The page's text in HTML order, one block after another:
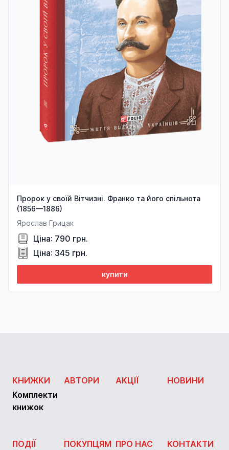
Пророк у своїй Вітчизні. Франко та його спільнота
(1856—1886)
Ярослав Грицак
Ціна: 790 грн.
Ціна: 345 грн.
купити
КНИЖКИ
Комплекти
книжок
АВТОРИ АКЦІЇ НОВИНИ
ПОДІЇ
ПОКУПЦЯМ ПРО НАС
КОНТАКТИ